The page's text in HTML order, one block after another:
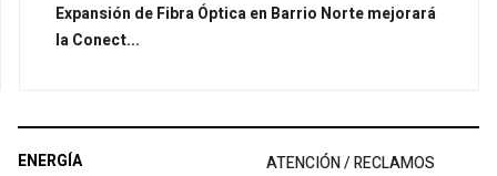
Expansión de Fibra Óptica en Barrio Norte mejorará
la Conect...
ENERGÍA ATENCIÓN / RECLAMOS